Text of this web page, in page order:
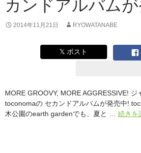
カンドアルバムが
2014年11月21日 RYOWATANABE
𝕏 ポスト
MORE GROOVY, MORE AGGRESSIVE! ジ
toconomaの セカンドアルバムが発売中!
木公園のearth gardenでも、夏と … 続きを